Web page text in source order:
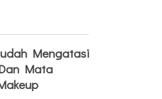
Mengatasi
Mata